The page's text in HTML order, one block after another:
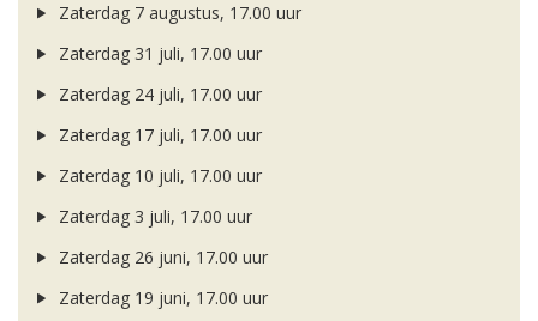
Zaterdag 7 augustus, 17.00 uur
Zaterdag 31 juli, 17.00 uur
Zaterdag 24 juli, 17.00 uur
Zaterdag 17 juli, 17.00 uur
Zaterdag 10 juli, 17.00 uur
Zaterdag 3 juli, 17.00 uur
Zaterdag 26 juni, 17.00 uur
Zaterdag 19 juni, 17.00 uur